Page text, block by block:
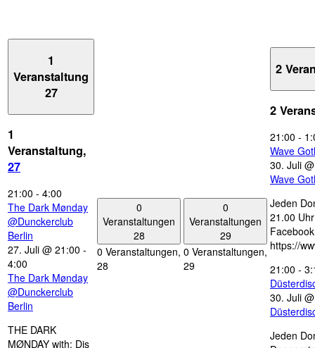
1
Veranstaltung
27
1
Veranstaltung,
27
21:00 - 4:00
The Dark Mønday
@Dunckerclub
Berlin
27. Juli @ 21:00 -
4:00
The Dark Mønday
@Dunckerclub
Berlin
THE DARK
MØNDAY with: Djs
0
Veranstaltungen
28
0 Veranstaltungen,
28
0
Veranstaltungen
29
0 Veranstaltungen,
29
2
2
21:00 -
Wave
30. Juli
Wave
Jeden
21.00
https://
21:00 -
30. Juli
Jeden